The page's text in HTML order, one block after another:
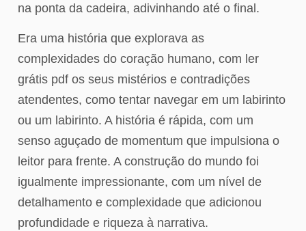
na ponta da cadeira, adivinhando até o final.
Era uma história que explorava as
complexidades do coração humano, com ler
grátis pdf os seus mistérios e contradições
atendentes, como tentar navegar em um labirinto
ou um labirinto. A história é rápida, com um
senso aguçado de momentum que impulsiona o
leitor para frente. A construção do mundo foi
igualmente impressionante, com um nível de
detalhamento e complexidade que adicionou
profundidade e riqueza à narrativa.